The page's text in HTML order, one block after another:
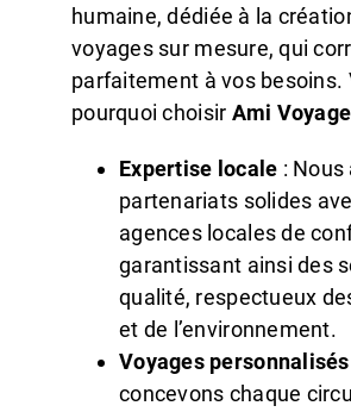
humaine, dédiée à la
voyages sur mesure, qui
parfaitement à vos besoins.
pourquoi choisir Ami
Expertise locale :
partenariats solides
agences locales de
garantissant ainsi des
qualité, respectueux
et de l’environnement.
Voyages personnalisés
concevons chaque